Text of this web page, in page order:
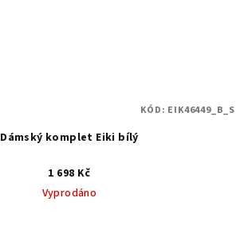
Dámský komplet Eiki bílý
1 698 Kč
Vyprodáno
KÓD: EIK46449_B_S